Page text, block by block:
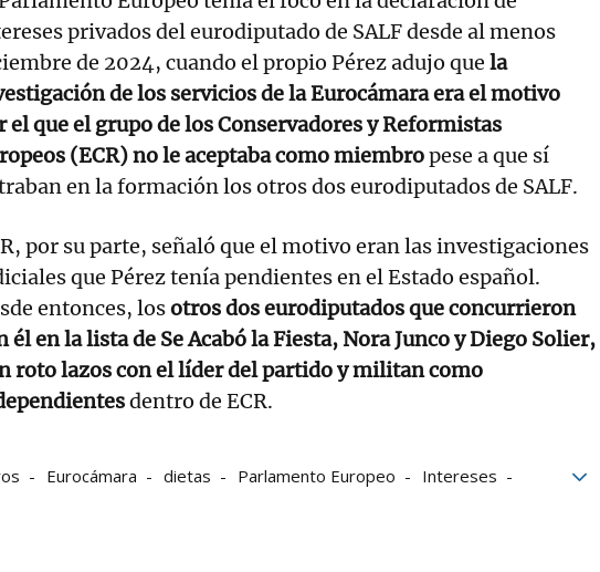
privados del eurodiputado de SALF desde al menos
de 2024, cuando el propio Pérez adujo que la
de los servicios de la Eurocámara era el motivo
el que el grupo de los Conservadores y Reformistas
(ECR) no le aceptaba como miembropese a que sí
en la formación los otros dos eurodiputados de SALF.
por su parte, señaló que el motivo eran las investigaciones
que Pérez tenía pendientes en el Estado español.
entonces, losotros dos eurodiputados que concurrieron
él en la lista de Se Acabó la Fiesta, Nora Junco y Diego Solier,
roto lazos con el líder del partido y militan como
dentro de ECR.
Eurocámara dietas Parlamento Europeo
Intereses